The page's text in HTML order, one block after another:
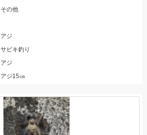
その他
アジ
サビキ釣り
アジ
アジ15㎝